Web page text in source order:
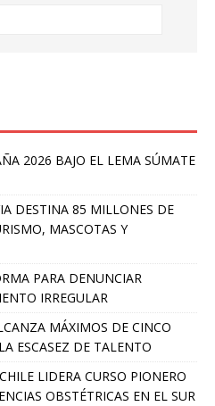
2026 BAJO EL LEMA SÚMATE
DESTINA 85 MILLONES DE
MASCOTAS Y
PARA DENUNCIAR
IRREGULAR
MÁXIMOS DE CINCO
ESCASEZ DE TALENTO
LIDERA CURSO PIONERO
OBSTÉTRICAS EN EL SUR